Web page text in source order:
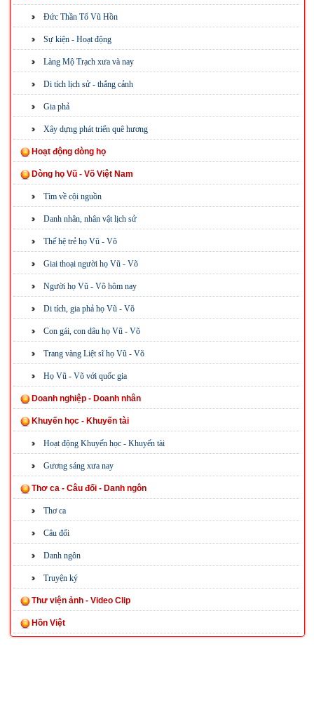
Đức Thần Tổ Vũ Hồn
Sự kiện - Hoạt động
Làng Mộ Trạch xưa và nay
Di tích lịch sử - thắng cảnh
Gia phả
Xây dựng phát triển quê hương
Hoạt động dòng họ
Dòng họ Vũ - Võ Việt Nam
Tìm về cội nguồn
Danh nhân, nhân vật lịch sử
Thế hệ trẻ họ Vũ - Võ
Giai thoại người họ Vũ - Võ
Người họ Vũ - Võ hôm nay
Di tích, gia phả họ Vũ - Võ
Con gái, con dâu họ Vũ - Võ
Trang vàng Liệt sĩ họ Vũ - Võ
Họ Vũ - Võ với quốc gia
Doanh nghiệp - Doanh nhân
Khuyến học - Khuyến tài
Hoạt động Khuyến học - Khuyến tài
Gương sáng xưa nay
Thơ ca - Câu đối - Danh ngôn
Thơ ca
Câu đối
Danh ngôn
Truyện ký
Thư viện ảnh - Video Clip
Hồn Việt